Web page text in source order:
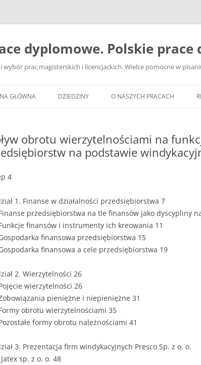
dyplomowe. Polskie prace
wybór prac magisterskich i licencjackich. Wielce pomocne w
GŁÓWNA DZIEDZINY
BANKOWOŚĆ
BEZPIECZEŃSTWO
EKOLOGIA
EKONOMIA
EUROPEISTYKA
GASTRONOMIA
GIEŁDA
HANDEL
HISTORIA
O NASZYCH PRACACH
obrotu wierzytelnościami na
na podstawie
4
1. Finanse w działalności przedsiębiorstwa 7
przedsiębiorstwa na tle finansów jako dyscypliny
finansów i instrumenty ich kreowania 11
finansowa przedsiębiorstwa 15
finansowa a cele przedsiębiorstwa 19
2. Wierzytelności 26
wierzytelności 26
pieniężne i niepieniężne 31
obrotu wierzytelnościami 35
formy obrotu należnościami 41
3. Prezentacja firm windykacyjnych Presco Sp. z o. o.
sp. z o. o. 48